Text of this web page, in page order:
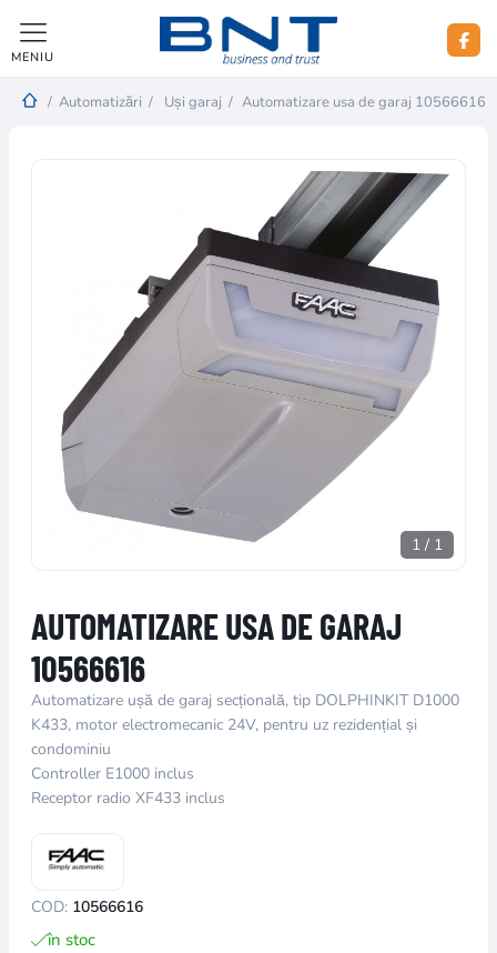
MENIU
/ Automatizări / Uși garaj / Automatizare usa de garaj 10566616
1 / 1
AUTOMATIZARE USA DE GARAJ
10566616
Automatizare ușă de garaj secțională, tip DOLPHINKIT D1000
K433, motor electromecanic 24V, pentru uz rezidențial și
condominiu
Controller E1000 inclus
Receptor radio XF433 inclus
COD: 10566616
în stoc